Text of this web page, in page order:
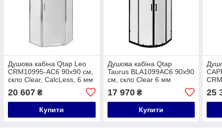
Душова кабіна Qtap Leo
CRM10995-AC6 90х90 см,
скло Clear, CalcLess, 6 мм
20 607 ₴
Купити
Душова кабіна Qtap
Taurus BLA1099AC6 90х90
см, скло Clear 6 мм
піддона
17 970₴
Купити
без
25